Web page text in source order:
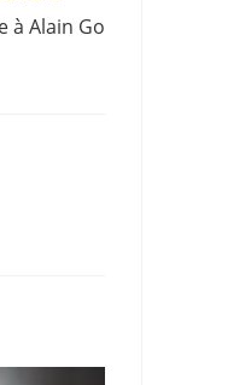
à Alain Go